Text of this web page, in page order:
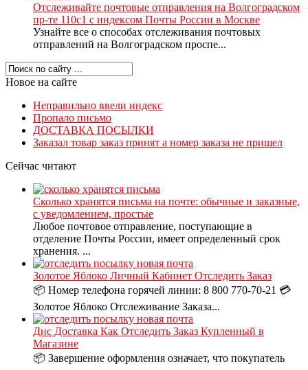
Отслеживайте почтовые отправления на Волгоградском
пр-те 110с1 с индексом Почты России в Москве
Узнайте все о способах отслеживания почтовых
отправлений на Волгоградском проспе...
Новое на сайте
Неправильно ввели индекс
Пропало письмо
ДОСТАВКА ПОСЫЛКИ
Заказал товар заказ принят а номер заказа не пришел
Сейчас читают
Сколько хранятся письма на почте: обычные и заказные,
с уведомлением, простые
Любое почтовое отправление, поступающие в
отделение Почты России, имеет определенный срок
хранения. ...
Золотое Яблоко Личный Кабинет Отследить Заказ
📦 Номер телефона горячей линии: 8 800 770-70-21 💳
Золотое Яблоко Отслеживание Заказа...
Днс Доставка Как Отследить Заказ Купленный в
Магазине
📦 Завершение оформления означает, что покупатель